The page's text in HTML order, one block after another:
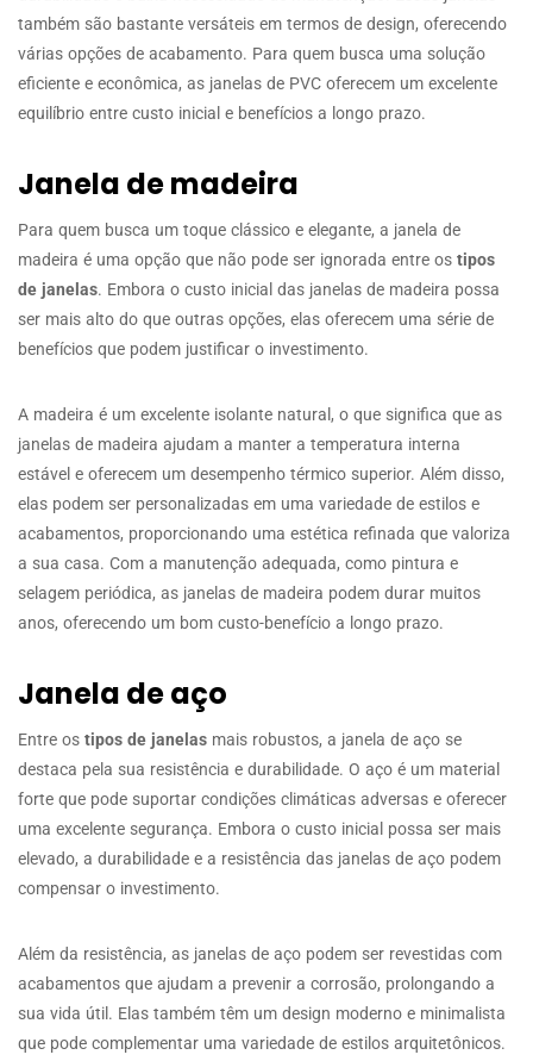
também são bastante versáteis em termos de design, oferecendo
várias opções de acabamento. Para quem busca uma solução
eficiente e econômica, as janelas de PVC oferecem um excelente
equilíbrio entre custo inicial e benefícios a longo prazo.
Janela de madeira
Para quem busca um toque clássico e elegante, a janela de
madeira é uma opção que não pode ser ignorada entre os tipos
de janelas. Embora o custo inicial das janelas de madeira possa
ser mais alto do que outras opções, elas oferecem uma série de
benefícios que podem justificar o investimento.
A madeira é um excelente isolante natural, o que significa que as
janelas de madeira ajudam a manter a temperatura interna
estável e oferecem um desempenho térmico superior. Além disso,
elas podem ser personalizadas em uma variedade de estilos e
acabamentos, proporcionando uma estética refinada que valoriza
a sua casa. Com a manutenção adequada, como pintura e
selagem periódica, as janelas de madeira podem durar muitos
anos, oferecendo um bom custo-benefício a longo prazo.
Janela de aço
Entre os tipos de janelas mais robustos, a janela de aço se
destaca pela sua resistência e durabilidade. O aço é um material
forte que pode suportar condições climáticas adversas e oferecer
uma excelente segurança. Embora o custo inicial possa ser mais
elevado, a durabilidade e a resistência das janelas de aço podem
compensar o investimento.
Além da resistência, as janelas de aço podem ser revestidas com
acabamentos que ajudam a prevenir a corrosão, prolongando a
sua vida útil. Elas também têm um design moderno e minimalista
que pode complementar uma variedade de estilos arquitetônicos.